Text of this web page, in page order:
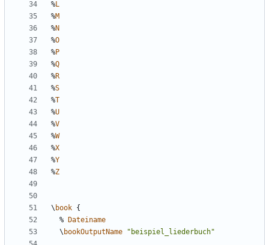
%L
%M
%N
%O
%P
%Q
%R
%S
%T
%U
%V
%W
%X
%Y
%Z
\ book {
% Dateiname
\ bookOutputName "beispiel_liederbuch"